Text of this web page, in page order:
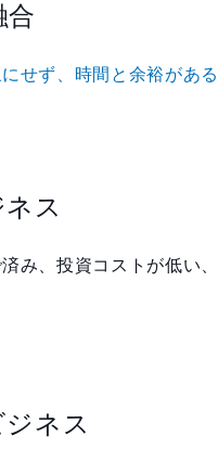
合
せず、時間と余裕があ
ス
み、投資コストが低い
ネス